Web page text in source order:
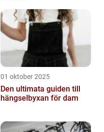
01 oktober 2025
Den ultimata guiden till
hängselbyxan för dam